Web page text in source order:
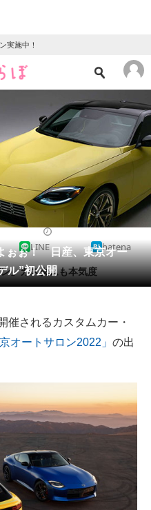
実施中！
クイズ
教育・育児
リサーチ
ぉぉ！ 日産、東京オー
ル”初公開
LINE hatena
」カスタムも本気度
されるカスタムカー・
オートサロン2022」 の出